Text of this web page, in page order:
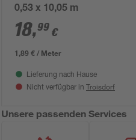
0,53 x 10,05 m
18,99 €
1,89 € / Meter
Lieferung nach Hause
Nicht verfügbar in Troisdorf
Unsere passenden Services